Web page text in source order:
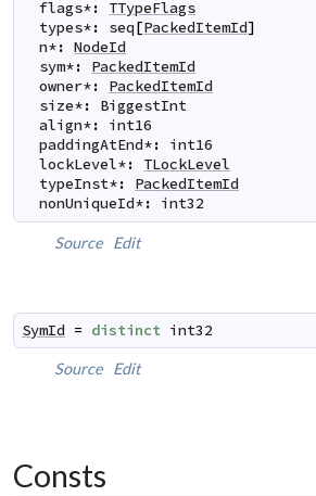
flags*:
TTypeFlags
types*: seq[PackedItemId]
n*: NodeId
sym*:
PackedItemId
owner*:
PackedItemId
size*:
BiggestInt
align*:
int16
paddingAtEnd*:
int16
lockLevel*:
TLockLevel
typeInst*:
PackedItemId
nonUniqueId*: int32
Source Edit
SymId = distinct int32
Source Edit
Consts